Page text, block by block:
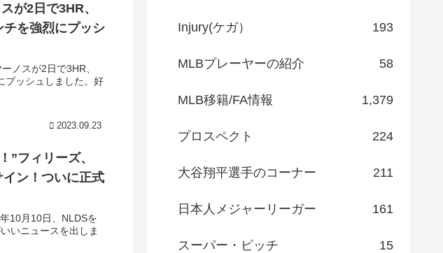
が2日で3HR、
を強烈にプッシ
ノスが2日で3HR、
プッシュしました。好
2023.09.23
”フィリーズ、
ン！ついに正式
10月10日、NLDSを
いニュースを出しま
Injury(ケガ） 193
MLBプレーヤーの紹介 58
MLB移籍/FA情報 1,379
プロスペクト 224
大谷翔平選手のコーナー 211
日本人メジャーリーガー 161
スーパー・ピッチ 15